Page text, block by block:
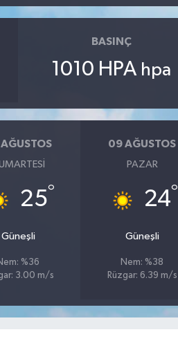
BASINÇ
1010 HPA hpa
25°
Güneşli
%36
3.00 m/s
09 AĞUSTOS
PAZAR
24°
Güneşli
Nem: %38
Rüzgar: 6.39 m/s